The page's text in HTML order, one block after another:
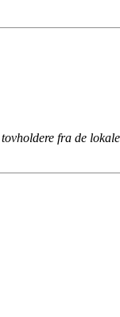
fra de